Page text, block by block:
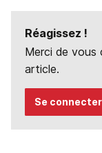
Réagissez !
Merci de
article.
Se connecter